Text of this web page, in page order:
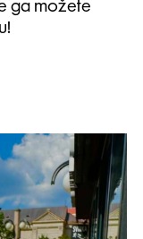
ga možete